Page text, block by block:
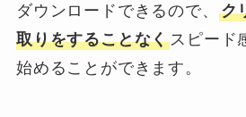
ダウンロードできるので、 ク
取りをすることなく スピード
始めることができます。